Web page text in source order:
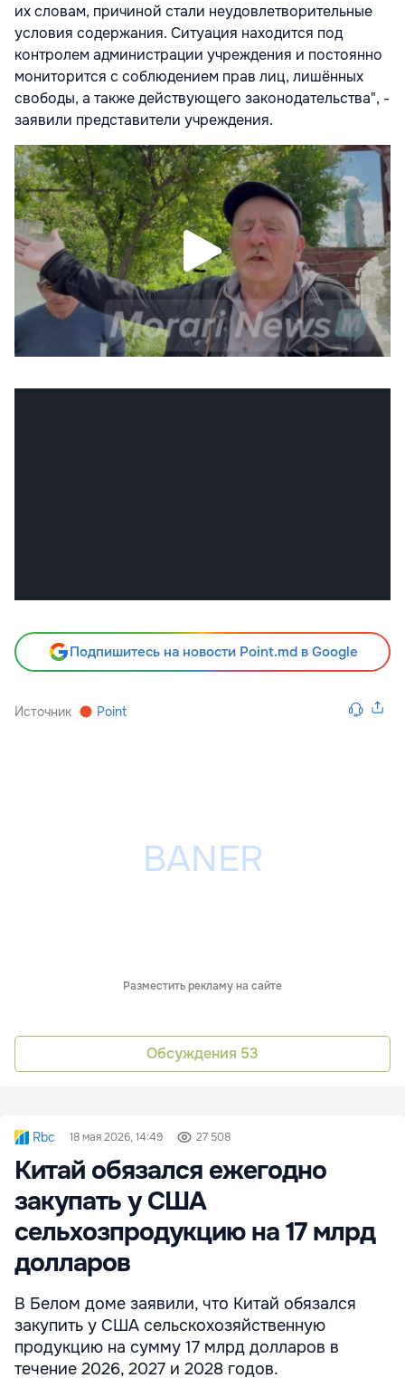
их словам, причиной стали неудовлетворительные
условия содержания. Ситуация находится под
контролем администрации учреждения и постоянно
мониторится с соблюдением прав лиц, лишённых
свободы, а также действующего законодательства", -
заявили представители учреждения.
Подпишитесь на новости Point.md в Google
Источник Point
Разместить рекламу на сайте
Обсуждения 53
Rbc 18 мая 2026, 14:49 27 508
Китай обязался ежегодно
закупать у США
сельхозпродукцию на 17 млрд
долларов
В Белом доме заявили, что Китай обязался
закупить у США сельскохозяйственную
продукцию на сумму 17 млрд долларов в
течение 2026, 2027 и 2028 годов.